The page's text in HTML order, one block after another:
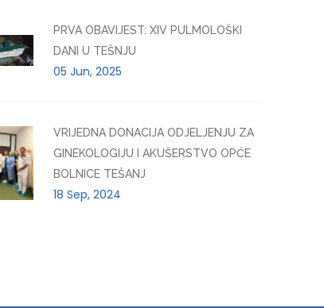
PRVA OBAVIJEST: XIV PULMOLOŠKI
DANI U TEŠNJU
05 Jun, 2025
VRIJEDNA DONACIJA ODJELJENJU ZA
GINEKOLOGIJU I AKUŠERSTVO OPĆE
BOLNICE TEŠANJ
18 Sep, 2024